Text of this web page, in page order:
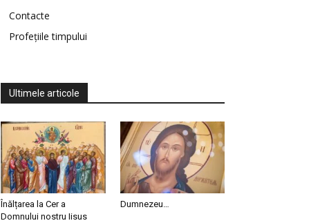
Contacte
Profețiile timpului
Ultimele articole
Înălțarea la Cer a
Domnului nostru Iisus
Dumnezeu…